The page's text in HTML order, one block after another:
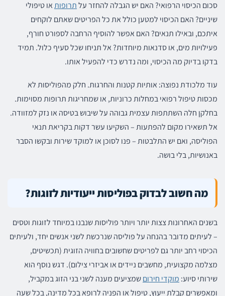
סכום הכיסוי הרפואי? האם יש הגבלה להחזר עלתרופותאו טיפולי
שיניים? האם הכיסוי למטען כולל את כל הפריטים שאתם לוקחים
איתכם, ובאילו תנאים? האם אפשר להוסיף הרחבה לספורט חורף,
פעילויות מים, או סדנאות מיוחדות? אל תניחו שכל סעיף כלול. תמיד
בדקו בדיוק מה הכיסוי, ומה נדרש כדי להפעיל אותו.
עוד מלכודת נפוצה: אותיות קטנות והחרגות. חלק מהפוליסות לא
מכסות טיפול רפואי במחלות כרוניות, או שמחריגות תרופות מסוימות.
בחלקן חלה השתתפות עצמית גבוהה על שיבוש בטיסה או נזק למזוודה.
אל תשאירו מקום להפתעות – השקיעו עשר דקות בקריאת תנאי
הפוליסה, ואם יש התלבטות – פנו לסוכן או למוקד שירות ובקשו הסבר
באנושיות, בלי בושה.
מה חשוב לבדוק בפוליסות ייעודיות לזוגות?
בשנים האחרונות צצות יותר ויותר פוליסות שנבנו במיוחד לזוגות וטסים
– לעיתים מדובר בהנחה על פוליסה שנרכשת לשני אנשים יחד, ולעיתים
הכיסוי רחב יותר גם לפריטים שחשובים בחוויה הזוגית (תכשיטים,
מצלמה מקצועית, מחשבים ניידים או אביזרי צילום). דגש נוסף הוא
שירותי סיוע: מוקדי חירוםשמציעים מענה לשני בני הזוג במקביל,
ומאפשרים קבלת ייעוץ, טיפול או הפניה לרופא בכל מדינה, בכל שעה